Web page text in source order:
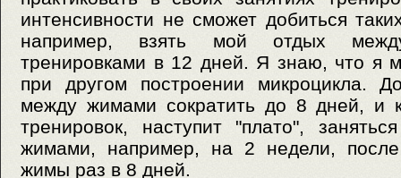
интенсивности не сможет добиться
например, взять мой отдых
тренировками в 12 дней. Я знаю, что я
при другом построении микроцикла.
между жимами сократить до 8 дней, и
тренировок, наступит "плато",
жимами, например, на 2 недели, после
жимы раз в 8 дней.